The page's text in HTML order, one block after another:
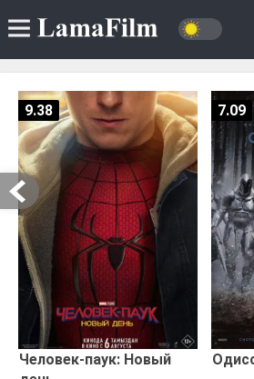
Человек-паук: Новый
9.38 7.09